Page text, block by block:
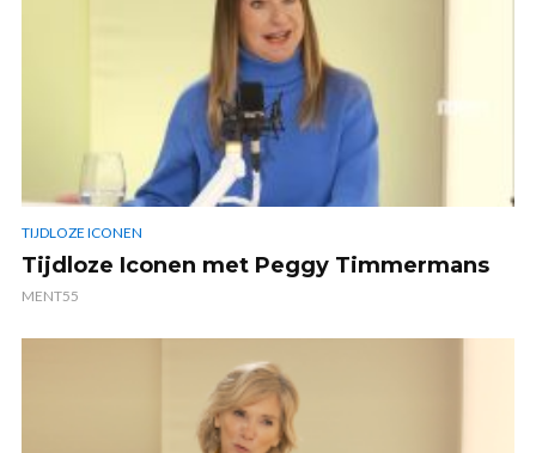
TIJDLOZE ICONEN
Tijdloze Iconen met Peggy Timmermans
MENT55